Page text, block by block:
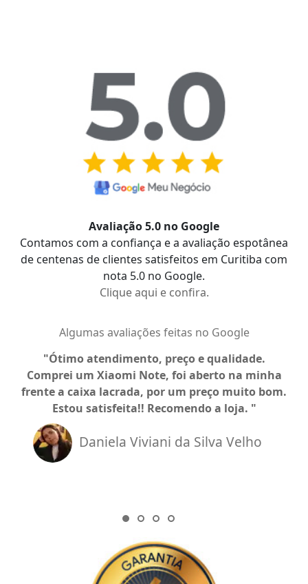
Avaliação 5.0 no Google
Contamos com a confiança e a avaliação espotânea
de centenas de clientes satisfeitos em Curitiba com
nota 5.0 no Google.
Clique aqui e confira.
Algumas avaliações feitas no Google
Ótimo atendimento, preço e qualidade.
Comprei um Xiaomi Note, foi aberto na minha
frente a caixa lacrada, por um preço muito bom.
Estou satisfeita!! Recomendo a loja.
Daniela Viviani da Silva Velho